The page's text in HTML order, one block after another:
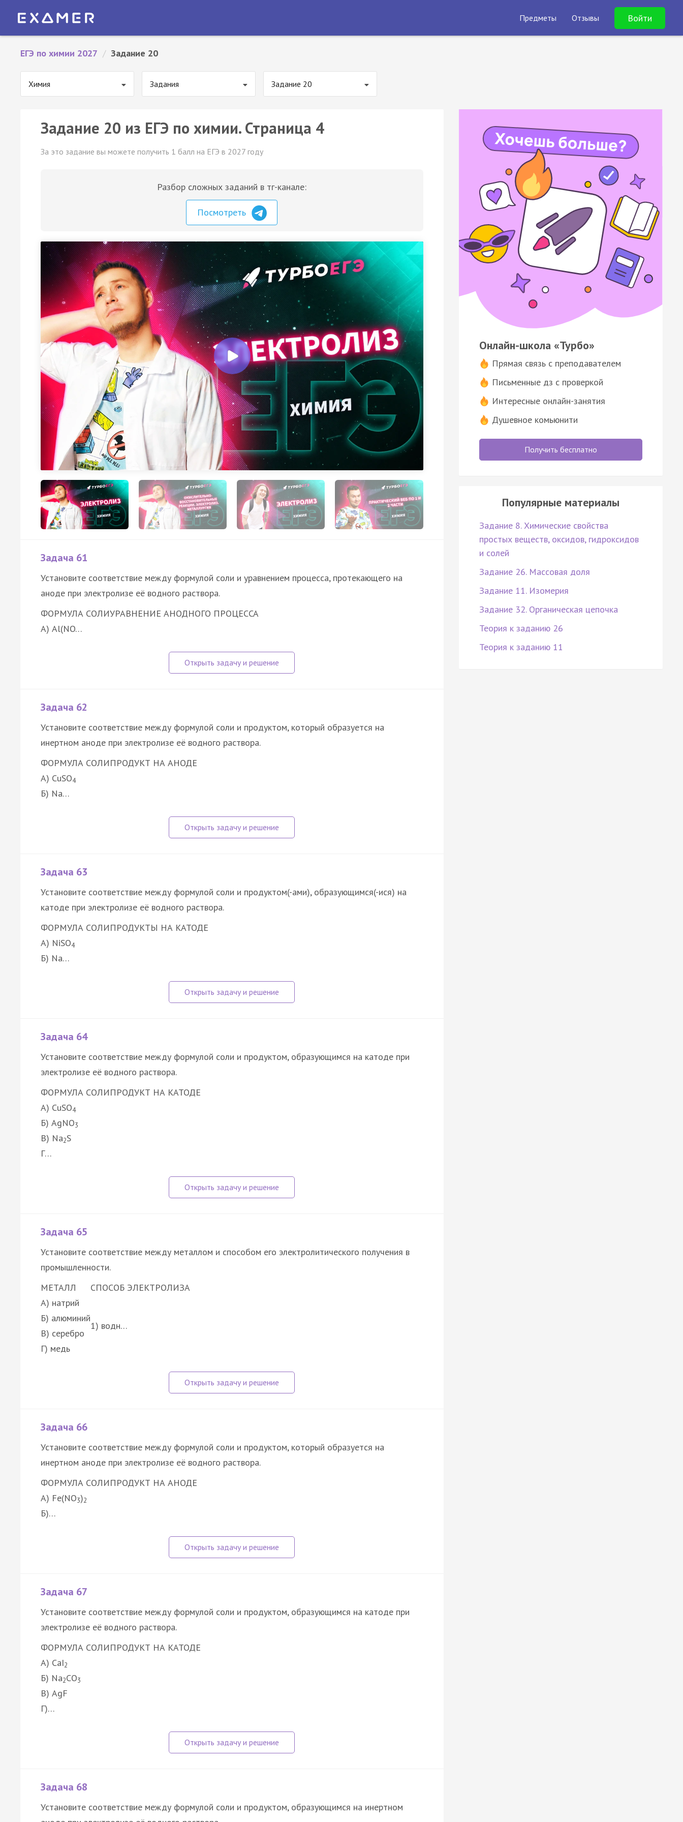
Предметы Отзывы Войти
ЕГЭ по химии 2027 / Задание 20
Химия Задания Задание 20
Задание 20 из ЕГЭ по химии. Страница 4
За это задание вы можете получить 1 балл на ЕГЭ в 2027 году
Разбор сложных заданий в тг-канале:
Посмотреть
Задача 61
Установите соответствие между формулой соли и уравнением процесса, протекающего на
аноде при электролизе её водного раствора.
ФОРМУЛА СОЛИУРАВНЕНИЕ АНОДНОГО ПРОЦЕССА
А) Al(NO…
Задача 62
Установите соответствие между формулой соли и продуктом, который образуется на
инертном аноде при электролизе её водного раствора.
ФОРМУЛА СОЛИПРОДУКТ НА АНОДЕ
А) CuSO4
Б) Na…
Задача 63
Установите соответствие между формулой соли и продуктом(-ами), образующимся(-ися) на
катоде при электролизе её водного раствора.
ФОРМУЛА СОЛИПРОДУКТЫ НА КАТОДЕ
А) NiSO4
Б) Na…
Задача 64
Установите соответствие между формулой соли и продуктом, образующимся на катоде при
электролизе её водного раствора.
ФОРМУЛА СОЛИПРОДУКТ НА КАТОДЕ
А) CuSO4
Б) AgNO3
В) Na2S
Г…
Задача 65
Установите соответствие между металлом и способом его электролитического получения в
промышленности.
МЕТАЛЛ
СПОСОБ ЭЛЕКТРОЛИЗА
А) натрий
Б) алюминий
В) серебро
Г) медь
1) водн…
Задача 66
Установите соответствие между формулой соли и продуктом, который образуется на
инертном аноде при электролизе её водного раствора.
ФОРМУЛА СОЛИПРОДУКТ НА АНОДЕ
А) Fe(NO3)2
Б)…
Задача 67
Установите соответствие между формулой соли и продуктом, образующимся на катоде при
электролизе её водного раствора.
ФОРМУЛА СОЛИПРОДУКТ НА КАТОДЕ
А) CaI2
Б) Na2CO3
В) AgF
Г)…
Задача 68
Установите соответствие между формулой соли и продуктом, образующимся на инертном
Онлайн-школа «Турбо»
Прямая связь с преподавателем
Письменные дз с проверкой
Интересные онлайн-занятия
Душевное комьюнити
Получить бесплатно
Популярные материалы
Задание 8. Химические свойства
простых веществ, оксидов, гидроксидов
и солей
Задание 26. Массовая доля
Задание 11. Изомерия
Задание 32. Органическая цепочка
Теория к заданию 26
Теория к заданию 11